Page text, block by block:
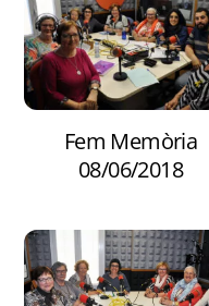
Fem Memòria
08/06/2018